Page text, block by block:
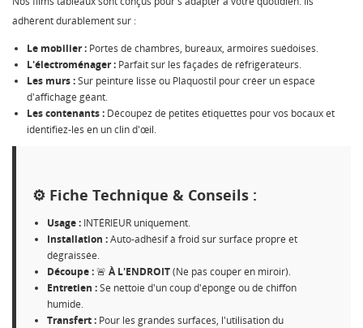
adhèrent durablement sur :
Le mobilier : Portes de chambres, bureaux, armoires suédoises.
L'électroménager : Parfait sur les façades de réfrigérateurs.
Les murs :Sur peinture lisse ou Plaquostil pour créer un espace
d'affichage géant.
Les contenants : Découpez de petites étiquettes pour vos bocaux et
identifiez-les en un clin d'œil.
⚙️ Fiche Technique & Conseils :
Usage : INTÉRIEUR uniquement.
Installation :Auto-adhésif à froid sur surface propre et
dégraissée.
Découpe :🚨 À L'ENDROIT(Ne pas couper en miroir).
Entretien :Se nettoie d'un coup d'éponge ou de chiffon
humide.
Transfert : Pour les grandes surfaces, l'utilisation du
add_circle_outline Créer une nouvelle liste
CRÉER UNE LISTE D'ENVIES
Annuler Créer une liste d'envies
CONNEXION
Annuler